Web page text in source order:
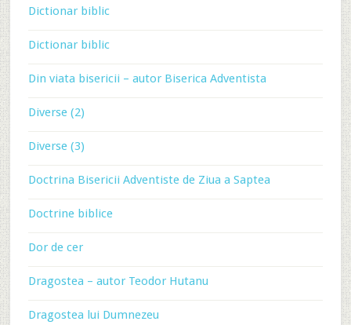
Dictionar biblic
Dictionar biblic
Din viata bisericii – autor Biserica Adventista
Diverse (2)
Diverse (3)
Doctrina Bisericii Adventiste de Ziua a Saptea
Doctrine biblice
Dor de cer
Dragostea – autor Teodor Hutanu
Dragostea lui Dumnezeu